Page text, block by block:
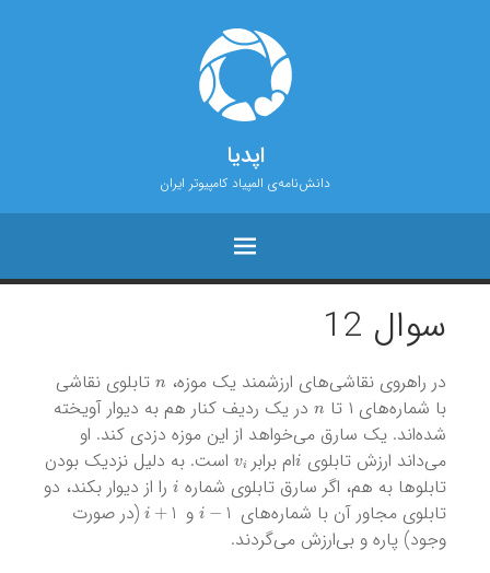
اپدیا
دانش‌نامه‌ی المپیاد کامپیوتر ایران
سوال 12
در راهروی نقاشی‌های ارزشمند یک موزه،
تابلوی نقاشی
با شماره‌های ۱ تا
nدر یک ردیف کنار هم به دیوار آویخته
شده‌اند. یک سارق می‌خواهد از این موزه دزدی کند. او
می‌داند ارزش تابلوی iام برابرv است. به دلیل نزدیک بودن
تابلوها به هم، اگر سارق تابلوی شماره iرا از دیوار بکند، دو
تابلوی مجاور آن با شماره‌های
i−1 و i+ 1
(در صورت
وجود) پاره و بی‌ارزش می‌گردند.